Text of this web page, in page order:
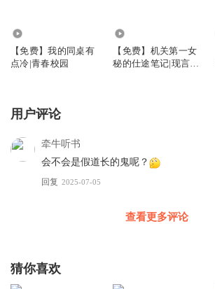
【免费】我的同桌有
点冷|青春校园
【免费】机关第一女
秘的仕途笔记|现言&
用户评论
牵牛听书
会不会是假道长的鬼呢？
回复 2025-07-05
查看更多评论
猜你喜欢